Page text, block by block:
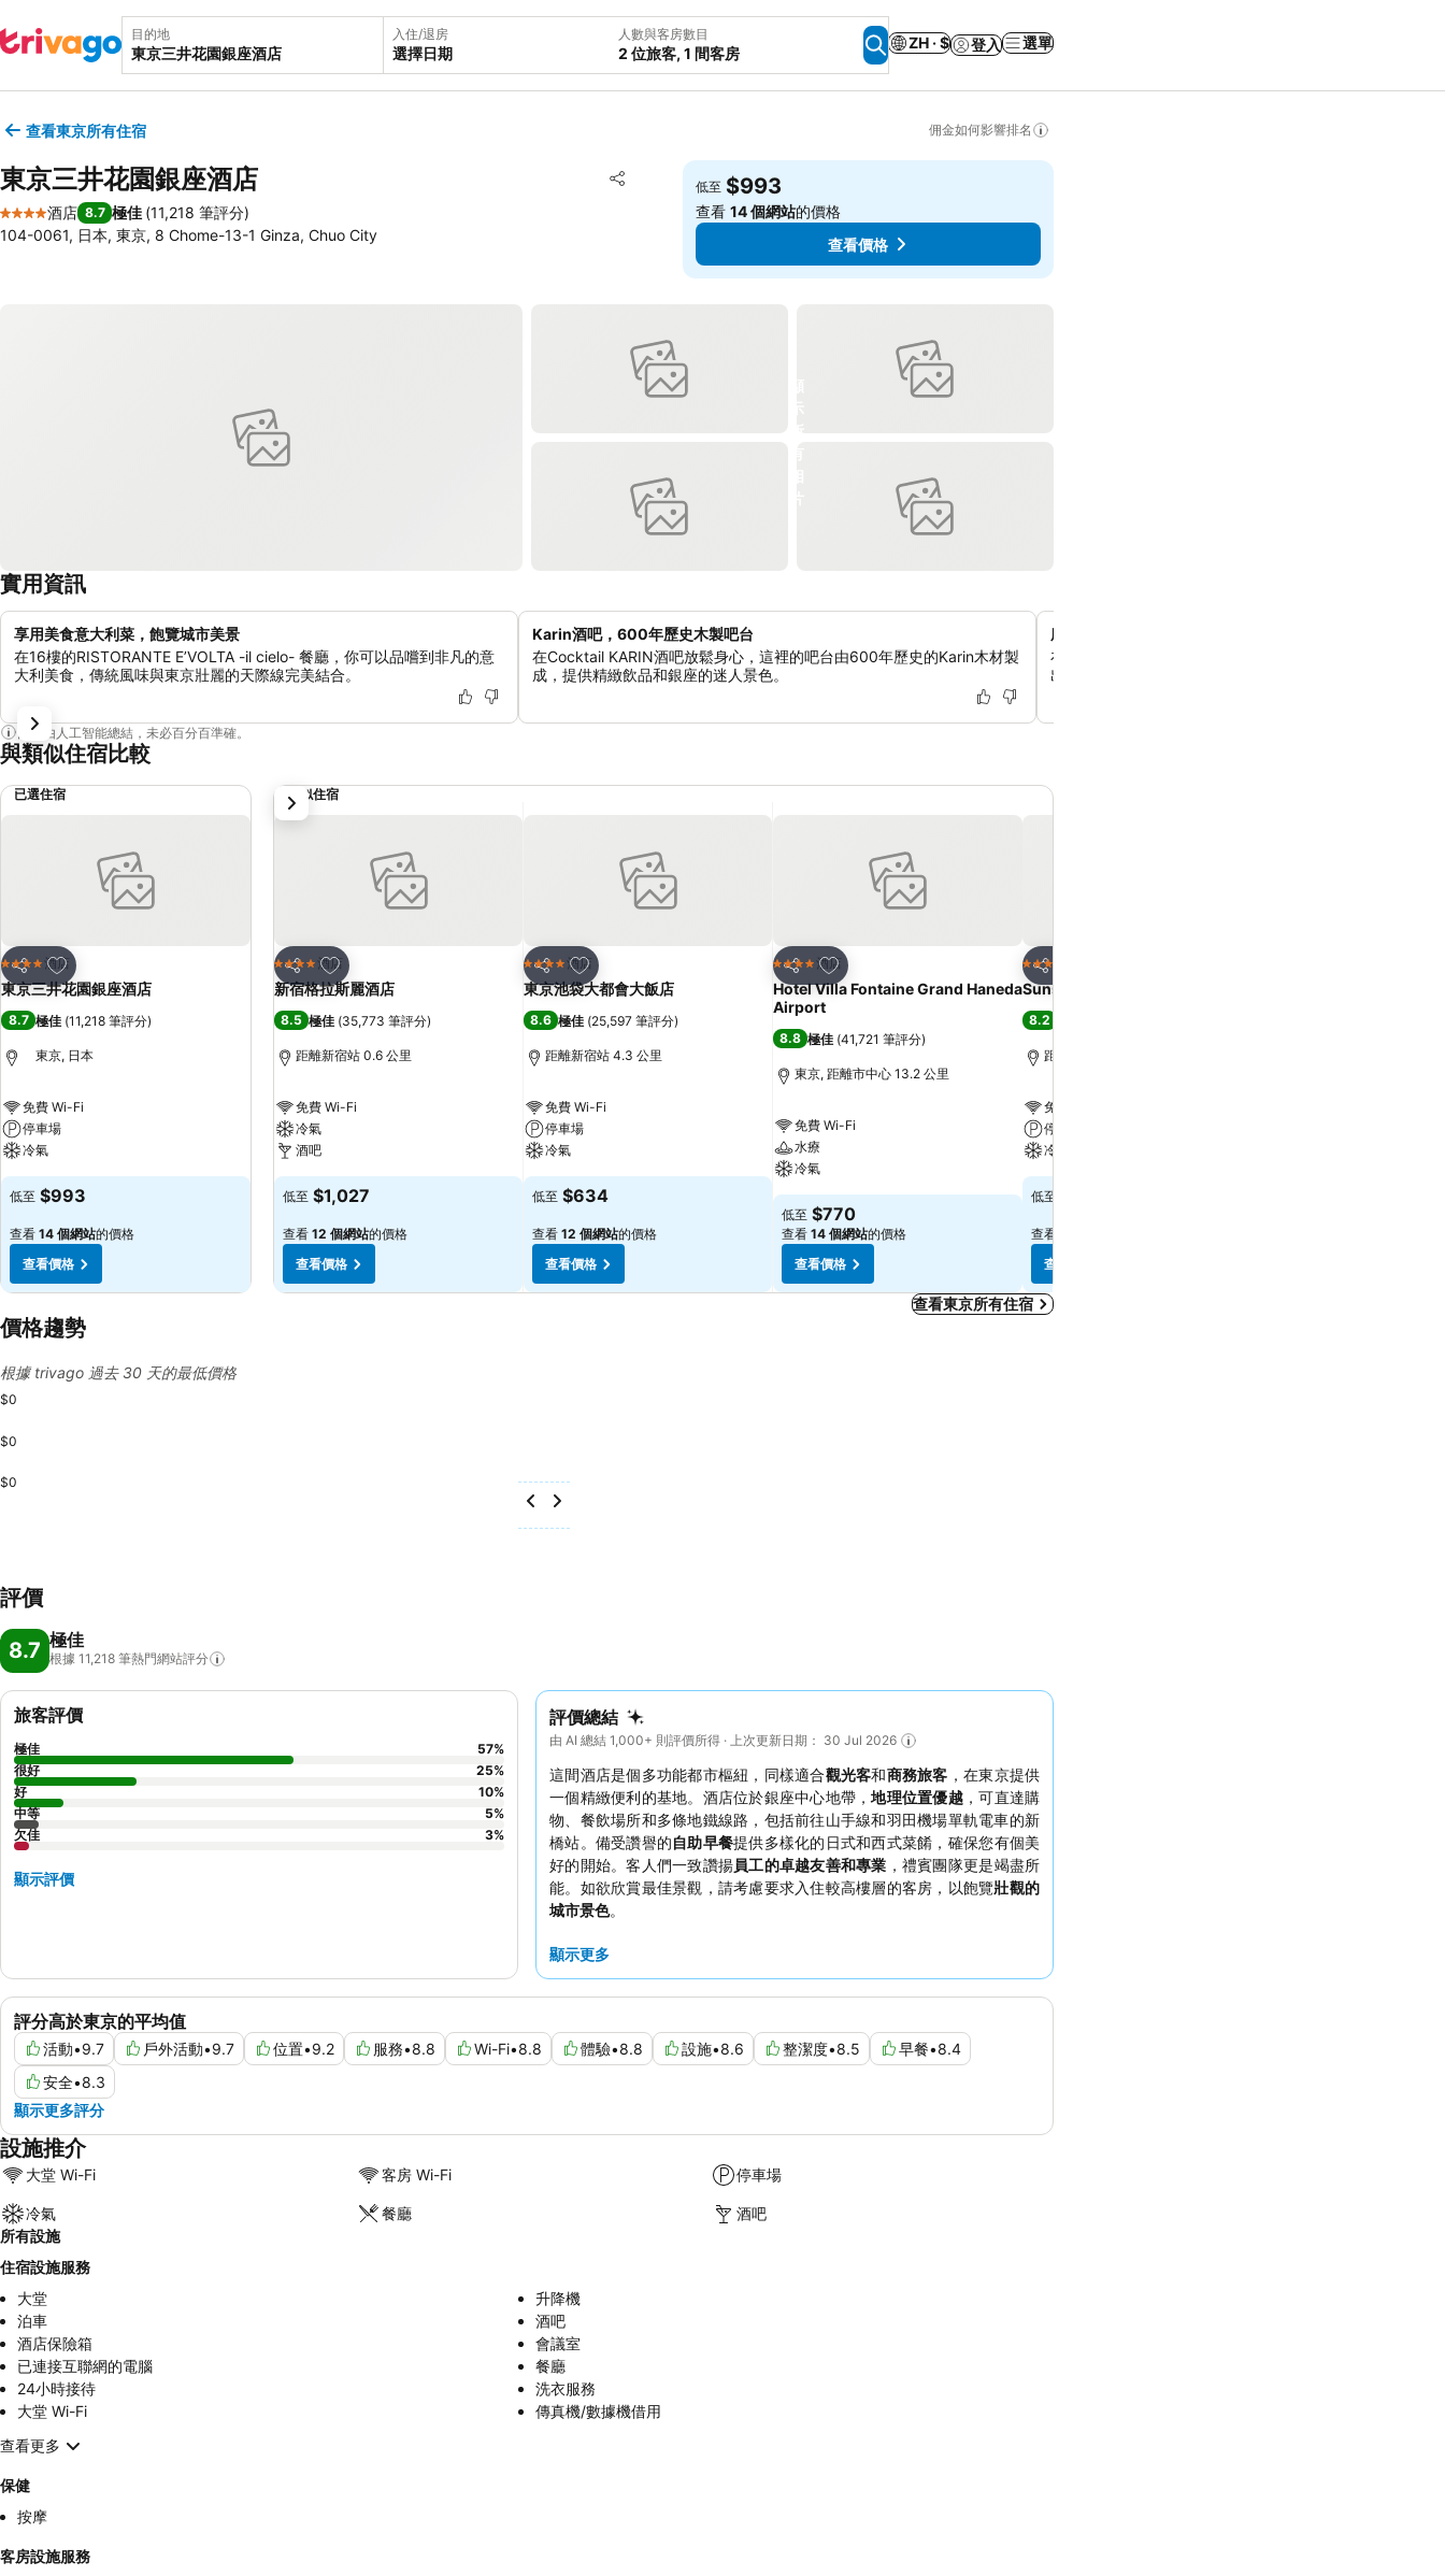
目的地 入住/退房
選擇日期
人數與客房數目
2 位旅客, 1 間客房
ZH · $ 登入 選單
查看東京所有住宿 佣金如何影響排名
東京三井花園銀座酒店 分享
放到收藏夾
4 星級
酒店 8.7 極佳 (11,218 筆評分)
104-0061, 日本, 東京, 8 Chome-13-1 Ginza, Chuo City
低至 $993
查看14 個網站的價格
查看價格
實用資訊
享用美食意大利菜，飽覽城市美景
在16樓的RISTORANTE E’VOLTA -il cielo- 餐廳，你可以品嚐到非凡的意
大利美食，傳統風味與東京壯麗的天際線完美結合。
Karin酒吧，600年歷史木製吧台
在Cocktail KARIN酒吧放鬆身心，這裡的吧台由600年歷史的Karin木材製
成，提供精緻飲品和銀座的迷人景色。
廚師現場烹飪早餐自助餐
在RISTORANTE E’VOLTA -il cielo- 餐廳享用豐盛的早餐自
出爐的法式薄餅、可麗餅、烤肉和純素選擇，為你的一天
內容由人工智能總結，未必百分百準確。
與類似住宿比較
已選住宿
分享
放到收藏夾
4 星級 酒店
東京三井花園銀座酒店
8.7 極佳 (11,218 筆評分)
東京, 日本
免費 Wi-Fi
停車場
冷氣
低至 $993
查看 14 個網站的價格
查看價格
類似住宿
分享
放到收藏夾
4 星級 酒店
新宿格拉斯麗酒店
8.5 極佳 (35,773 筆評分)
距離新宿站 0.6 公里
免費 Wi-Fi
冷氣
酒吧
低至 $1,027
查看 12 個網站的價格
查看價格
分享
放到收藏夾
4 星級 酒店
東京池袋大都會大飯店
8.6 極佳 (25,597 筆評分)
距離新宿站 4.3 公里
免費 Wi-Fi
停車場
冷氣
低至 $634
查看 12 個網站的價格
查看價格
分享
放到收藏夾
4 星級 酒店
Hotel Villa Fontaine Grand Haneda
Airport
8.8 極佳 (41,721 筆評分)
東京, 距離市中心 13.2 公里
免費 Wi-Fi
水療
冷氣
低至 $770
查看 14 個網站的價格
查看價格
分享
4 星級
Sunshine City Prince Hotel
8.2
距離新宿站 5.3 公里
免費 Wi-Fi
停車場
冷氣
低至
查看
查看價格
下一步
查看東京所有住宿
價格趨勢
根據 trivago 過去 30 天的最低價格
$0
$0
$0
評價
8.7 極佳
根據 11,218 筆熱門網站評分
評價總結
由 AI 總結 1,000+ 則評價所得 · 上次更新日期： 30 Jul 2026
這間酒店是個多功能都市樞紐，同樣適合觀光客和商務旅客 ，在東京提供
一個精緻便利的基地。酒店位於銀座中心地帶，地理位置優越，可直達購
物、餐飲場所和多條地鐵線路，包括前往山手線和羽田機場單軌電車的新
橋站。備受讚譽的自助早餐提供多樣化的日式和西式菜餚，確保您有個美
好的開始。客人們一致讚揚員工的卓越友善和專業 ，禮賓團隊更是竭盡所
能。如欲欣賞最佳景觀，請考慮要求入住較高樓層的客房，以飽覽壯觀的
城市景色。
顯示更多
評分高於東京的平均值
活動•9.7 戶外活動•9.7 位置•9.2 服務•8.8 Wi-Fi•8.8 體驗•8.8 設施•8.6 整潔度•8.5 早餐•8.4
安全•8.3
顯示更多評分
旅客評價
極佳 57%
很好
25%
好
10%
中等
5%
欠佳
3%
顯示評價
設施推介
大堂 Wi-Fi 客房 Wi-Fi 停車場
冷氣 餐廳
酒吧
所有設施
住宿設施服務
大堂
升降機
泊車
酒吧
酒店保險箱
會議室
已連接互聯網的電腦
餐廳
24小時接待
洗衣服務
大堂 Wi-Fi
傳真機/數據機借用
查看更多
保健
按摩
客房設施服務